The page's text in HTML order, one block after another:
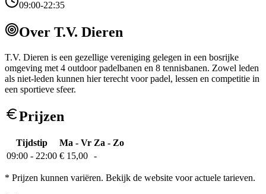
09:00-22:35
Over T.V. Dieren
T.V. Dieren is een gezellige vereniging gelegen in een bosrijke
omgeving met 4 outdoor padelbanen en 8 tennisbanen. Zowel leden
als niet-leden kunnen hier terecht voor padel, lessen en competitie in
een sportieve sfeer.
Prijzen
Tijdstip Ma - Vr Za - Zo
09:00 - 22:00 € 15,00 -
* Prijzen kunnen variëren. Bekijk de website voor actuele tarieven.